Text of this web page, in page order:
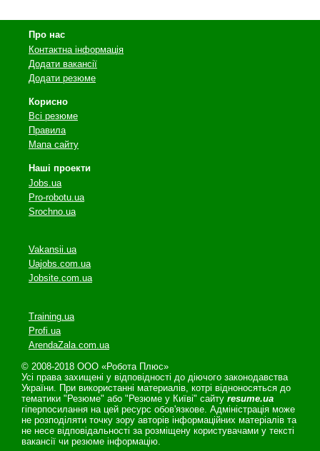
Про нас
Контактна інформація
Додати вакансії
Додати резюме
Корисно
Всі резюме
Правила
Мапа сайту
Наші проекти
Jobs.ua
Pro-robotu.ua
Srochno.ua
Vakansii.ua
Uajobs.com.ua
Jobsite.com.ua
Training.ua
Profi.ua
ArendaZala.com.ua
© 2008-2018 ООО «Робота Плюс»
Усі права захищені у відповідності до діючого законодавства
України. При використанні материалів, котрі відноносяться до
тематики "Резюме" або "Резюме у Київі" сайту resume.ua
гіперпосилання на цей ресурс обов'язкове. Адміністрація може
не розподіляти точку зору авторів інформаційних матеріалів та
не несе відповідальності за розміщену користувачами у тексті
вакансії чи резюме інформацію.